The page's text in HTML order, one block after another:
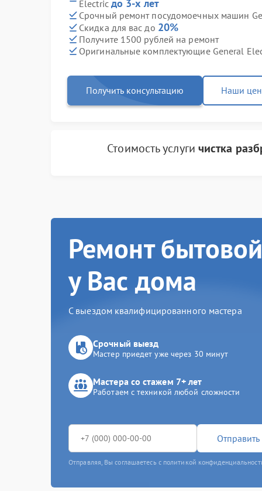
Electric до 3-х лет
Срочный ремонт посудомоечных машин
Скидка для вас до 20%
Получите 1500 рублей на ремонт
Оригинальные комплектующие General
Получить консультацию Наши
Стоимость услуги чистка
Ремонт
у Вас дома
С выездом квалифицированного мастера
Срочный выезд
Мастер приедет уже через 30 минут
Мастера со стажем 7+ лет
Работаем с техникой любой сложности
Отправить
Отправляя, Вы соглашаетесь с политикой